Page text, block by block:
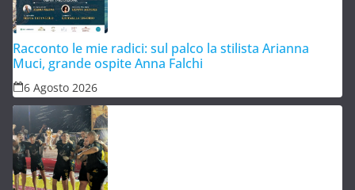
Racconto le mie radici: sul palco la stilista Arianna
Muci, grande ospite Anna Falchi
6 Agosto 2026